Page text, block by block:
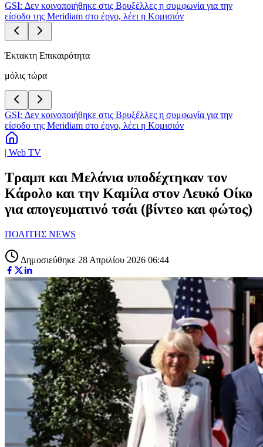
GSI: Δεν κοινοποιήθηκε στις Βρυξέλλες η συμφωνία για την
είσοδο της Meridiam στο έργο, λέει η Κομισιόν
Έκτακτη Επικαιρότητα
μόλις τώρα
GSI: Δεν κοινοποιήθηκε στις Βρυξέλλες η συμφωνία για την
είσοδο της Meridiam στο έργο, λέει η Κομισιόν
| Web TV
Τραμπ και Μελάνια υποδέχτηκαν τον
Κάρολο και την Καμίλα στον Λευκό Οίκο
για απογευματινό τσάι (βίντεο και φώτος)
ΠΟΛΙΤΗΣ NEWS
Δημοσιεύθηκε 28 Απριλίου 2026 06:44